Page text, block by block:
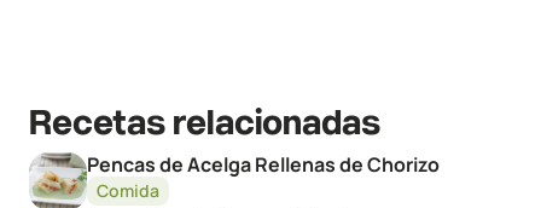
Recetas relacionadas
Pencas de Acelga Rellenas de Chorizo
Comida